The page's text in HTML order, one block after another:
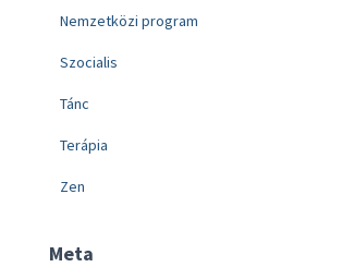
Nemzetközi program
Szocialis
Tánc
Terápia
Zen
Meta